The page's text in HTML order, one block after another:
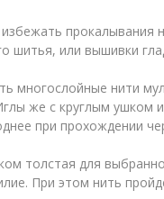
шитья, или вышивки
нити
же с круглым
при прохождении
для
При этом нить